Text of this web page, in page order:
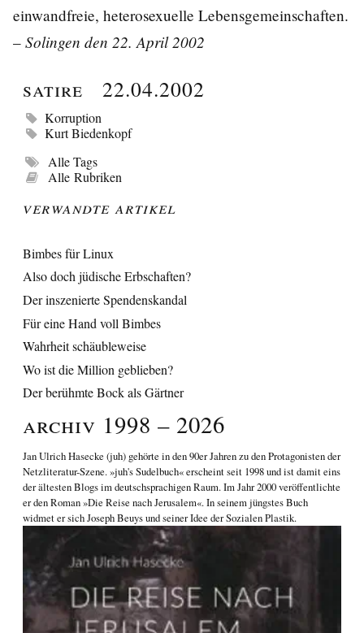
einwandfreie, heterosexuelle Lebensgemeinschaften.
– Solingen den 22. April 2002
Satire 22.04.2002
Korruption
Kurt Biedenkopf
Alle Tags
Alle Rubriken
Verwandte Artikel
Bimbes für Linux
Also doch jüdische Erbschaften?
Der inszenierte Spendenskandal
Für eine Hand voll Bimbes
Wahrheit schäubleweise
Wo ist die Million geblieben?
Der berühmte Bock als Gärtner
Archiv 1998 – 2026
Jan Ulrich Hasecke (juh) gehörte in den 90er Jahren zu den Protagonisten der
Netzliteratur-Szene. »juh's Sudelbuch« erscheint seit 1998 und ist damit eins
der ältesten Blogs im deutschsprachigen Raum. Im Jahr 2000 veröffentlichte
er den Roman»Die Reise nach Jerusalem«. In seinem jüngstes Buch
widmet er sichJoseph Beuys und seiner Idee der Sozialen Plastik.